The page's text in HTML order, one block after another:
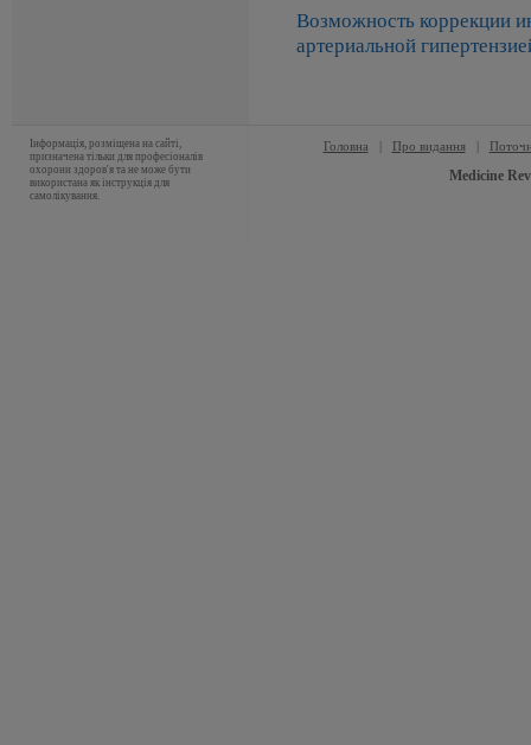
Возможность коррекции
артериальной
Інформація, розміщена на сайті,
призначена тільки для професіоналів
охорони здоров'я та не може бути
використана як інструкція для
самолікування.
Головна | Про видання |
Medicine